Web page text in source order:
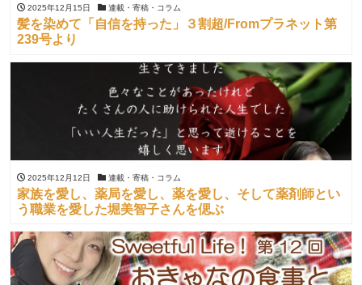
2025年12月15日 連載・寄稿・コラム
髪を染めて「自信を持った」３割超/Fromプラネット第
239号より
2025年12月12日 連載・寄稿・コラム
家族を愛し、薬局を愛し、薬を愛し、そして薬剤師とい
う職業を愛した堀美智子さんを偲ぶ